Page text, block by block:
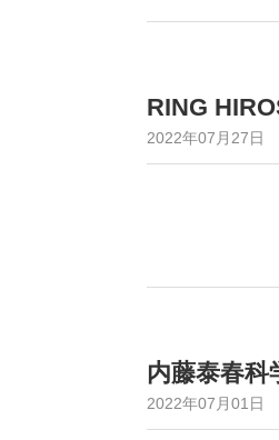
RING
2022年07月27日
内藤泰春科
2022年07月01日